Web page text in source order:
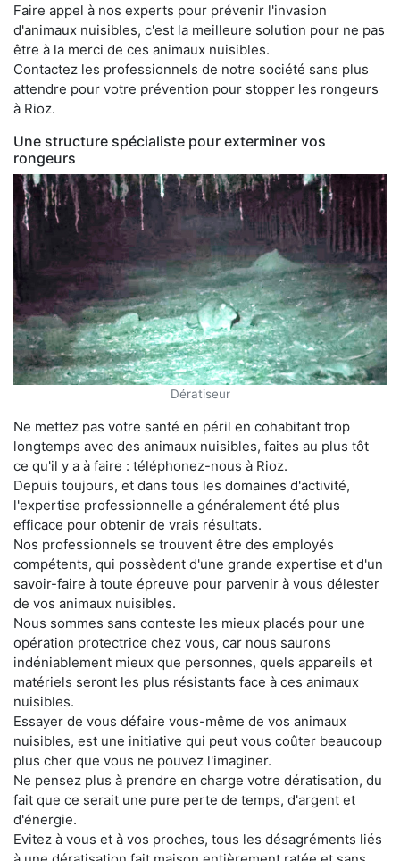
Faire appel à nos experts pour prévenir l'invasion
d'animaux nuisibles, c'est la meilleure solution pour ne pas
être à la merci de ces animaux nuisibles.
Contactez les professionnels de notre société sans plus
attendre pour votre prévention pour stopper les rongeurs
à Rioz.
Une structure spécialiste pour exterminer vos
rongeurs
Dératiseur
Ne mettez pas votre santé en péril en cohabitant trop
longtemps avec des animaux nuisibles, faites au plus tôt
ce qu'il y a à faire : téléphonez-nous à Rioz.
Depuis toujours, et dans tous les domaines d'activité,
l'expertise professionnelle a généralement été plus
efficace pour obtenir de vrais résultats.
Nos professionnels se trouvent être des employés
compétents, qui possèdent d'une grande expertise et d'un
savoir-faire à toute épreuve pour parvenir à vous délester
de vos animaux nuisibles.
Nous sommes sans conteste les mieux placés pour une
opération protectrice chez vous, car nous saurons
indéniablement mieux que personnes, quels appareils et
matériels seront les plus résistants face à ces animaux
nuisibles.
Essayer de vous défaire vous-même de vos animaux
nuisibles, est une initiative qui peut vous coûter beaucoup
plus cher que vous ne pouvez l'imaginer.
Ne pensez plus à prendre en charge votre dératisation, du
fait que ce serait une pure perte de temps, d'argent et
d'énergie.
Evitez à vous et à vos proches, tous les désagréments liés